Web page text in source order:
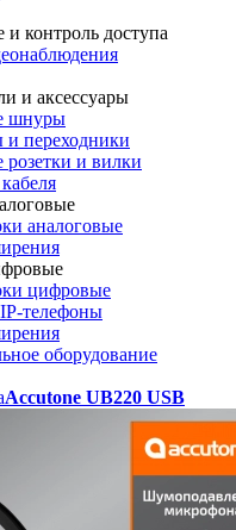
контроль доступа
и аксессуары
шнуры
и переходники
и вилки
аналоговые
цифровые
телефоны
оборудование
Accutone UB220 USB